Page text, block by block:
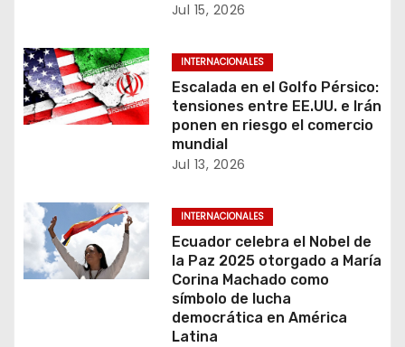
d
e
e
t
r
a
Jul 15, 2026
INTERNACIONALES
Escalada en el Golfo Pérsico:
tensiones entre EE.UU. e Irán
ponen en riesgo el comercio
mundial
Jul 13, 2026
INTERNACIONALES
Ecuador celebra el Nobel de
la Paz 2025 otorgado a María
Corina Machado como
símbolo de lucha
democrática en América
Latina